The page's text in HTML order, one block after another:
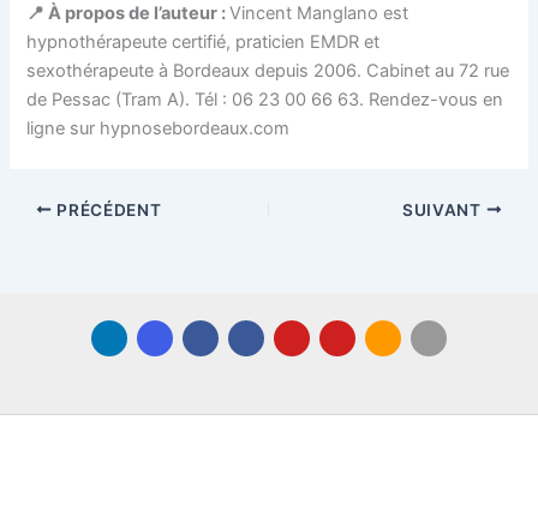
📍 À propos de l’auteur :Vincent Manglano est
hypnothérapeute certifié, praticien EMDR et
sexothérapeute à Bordeaux depuis 2006. Cabinet au 72 rue
de Pessac (Tram A). Tél : 06 23 00 66 63. Rendez-vous en
ligne sur hypnosebordeaux.com
PRÉCÉDENT SUIVANT